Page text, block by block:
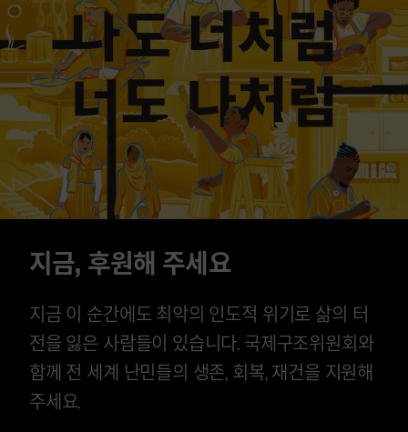
지금, 후원해 주세요
지금 이 순간에도 최악의 인도적 위기로 삶의 터
전을 잃은 사람들이 있습니다. 국제구조위원회와
함께 전 세계 난민들의 생존, 회복, 재건을 지원해
주세요.